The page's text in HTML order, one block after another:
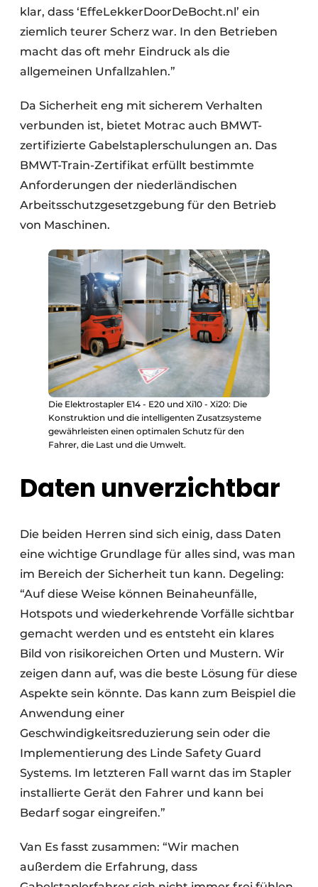
klar, dass ‘EffeLekkerDoorDeBocht.nl’ ein
ziemlich teurer Scherz war. In den Betrieben
macht das oft mehr Eindruck als die
allgemeinen Unfallzahlen.”
Da Sicherheit eng mit sicherem Verhalten
verbunden ist, bietet Motrac auch BMWT-
zertifizierte Gabelstaplerschulungen an. Das
BMWT-Train-Zertifikat erfüllt bestimmte
Anforderungen der niederländischen
Arbeitsschutzgesetzgebung für den Betrieb
von Maschinen.
Die Elektrostapler E14 - E20 und Xi10 - Xi20: Die
Konstruktion und die intelligenten Zusatzsysteme
gewährleisten einen optimalen Schutz für den
Fahrer, die Last und die Umwelt.
Daten unverzichtbar
Die beiden Herren sind sich einig, dass Daten
eine wichtige Grundlage für alles sind, was man
im Bereich der Sicherheit tun kann. Degeling:
“Auf diese Weise können Beinaheunfälle,
Hotspots und wiederkehrende Vorfälle sichtbar
gemacht werden und es entsteht ein klares
Bild von risikoreichen Orten und Mustern. Wir
zeigen dann auf, was die beste Lösung für diese
Aspekte sein könnte. Das kann zum Beispiel die
Anwendung einer
Geschwindigkeitsreduzierung sein oder die
Implementierung des Linde Safety Guard
Systems. Im letzteren Fall warnt das im Stapler
installierte Gerät den Fahrer und kann bei
Bedarf sogar eingreifen.”
Van Es fasst zusammen: “Wir machen
außerdem die Erfahrung, dass